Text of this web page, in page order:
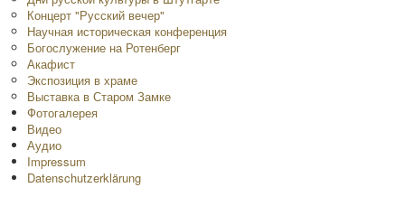
Концерт "Русский вечер"
Научная историческая конференция
Богослужение на Ротенберг
Акафист
Экспозиция в храме
Выставка в Старом Замке
Фотогалерея
Видео
Аудио
Impressum
Datenschutzerklärung